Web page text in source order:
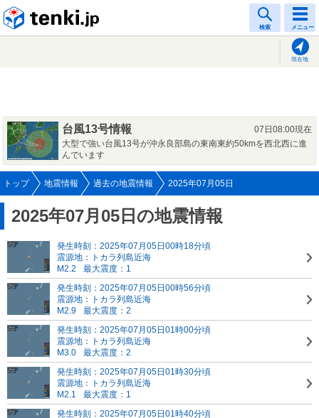
検索 メニュー
現在地
台風13号情報
07日08:00現在
大型で強い台風13号が沖永良部島の東南東約50kmを西北西に進
んでいます
トップ 地震情報 過去の地震情報 2025年07月05日
2025年07月05日の地震情報
発生時刻：2025年07月05日00時18分頃
震源地：トカラ列島近海
M2.2
最大震度：1
発生時刻：2025年07月05日00時56分頃
震源地：トカラ列島近海
M2.9
最大震度：2
発生時刻：2025年07月05日01時00分頃
震源地：トカラ列島近海
M3.0
最大震度：2
発生時刻：2025年07月05日01時30分頃
震源地：トカラ列島近海
M2.1
最大震度：1
発生時刻：2025年07月05日01時40分頃